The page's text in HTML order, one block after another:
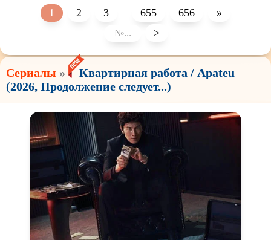
1 2 3 ... 655 656
»
>
Сериалы »
Квартирная работа / Apateu
(2026, Продолжение следует...)